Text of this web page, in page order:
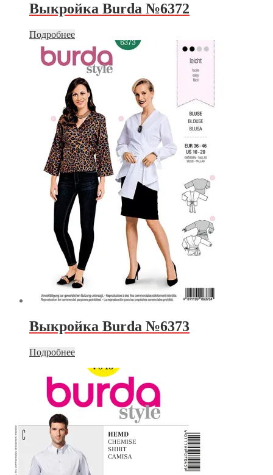
Выкройка Burda №6372
Подробнее
Выкройка Burda №6373
Подробнее